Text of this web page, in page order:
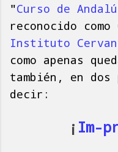
"Curso de Andalú
reconocido
Instituto
como apenas
también, en
decir:
¡ Im-